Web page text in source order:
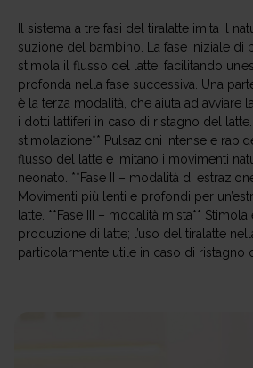
Il sistema a tre fasi del tiralatte imita il
suzione del bambino. La fase iniziale di
stimola il flusso del latte, facilitando
profonda nella fase successiva. Una
è la terza modalità, che aiuta ad avviare
i dotti lattiferi in caso di ristagno del
stimolazione** Pulsazioni intense e
flusso del latte e imitano i movimenti
neonato. **Fase II – modalità di
Movimenti più lenti e profondi per
latte. **Fase III – modalità mista**
produzione di latte; l’uso del tiralatte
particolarmente utile in caso di ristagno